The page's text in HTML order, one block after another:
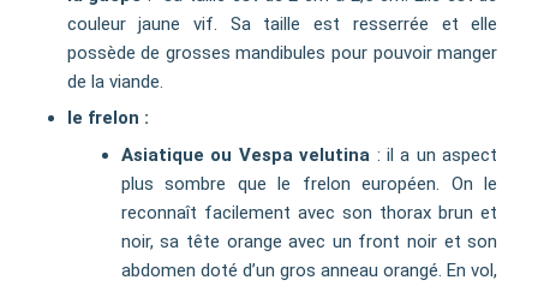
couleur jaune vif. Sa taille est resserrée et elle
possède de grosses mandibules pour pouvoir manger
de la viande.
le frelon :
Asiatique ou Vespa velutina : il a un aspect
plus sombre que le frelon européen. On le
reconnaît facilement avec son thorax brun et
noir, sa tête orange avec un front noir et son
abdomen doté d’un gros anneau orangé. En vol,